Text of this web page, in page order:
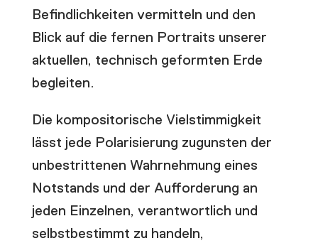
Befindlichkeiten vermitteln und den
Blick auf die fernen Portraits unserer
aktuellen, technisch geformten Erde
begleiten.
Die kompositorische Vielstimmigkeit
lässt jede Polarisierung zugunsten der
unbestrittenen Wahrnehmung eines
Notstands und der Aufforderung an
jeden Einzelnen, verantwortlich und
selbstbestimmt zu handeln,